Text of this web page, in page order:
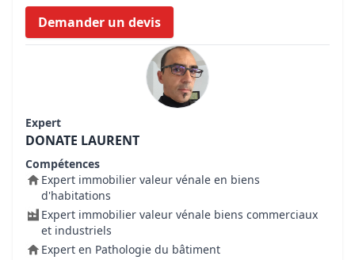
Demander un devis
Expert
DONATE LAURENT
Compétences
Expert immobilier valeur vénale en biens
d'habitations
Expert immobilier valeur vénale biens commerciaux
et industriels
Expert en Pathologie du bâtiment